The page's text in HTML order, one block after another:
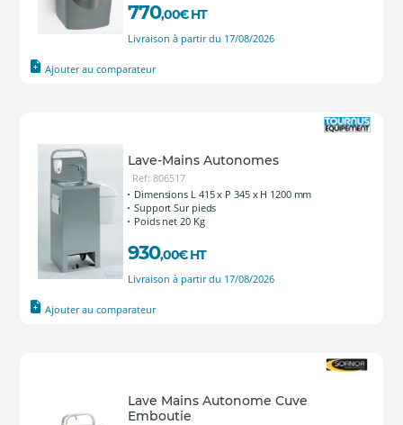
770,00€ HT
Livraison à partir du 17/08/2026
Ajouter au comparateur
Lave-Mains Autonomes
Ref: 806517
Dimensions L 415 x P 345 x H 1200 mm
Support Sur pieds
Poids net 20 Kg
930,00€ HT
Livraison à partir du 17/08/2026
Ajouter au comparateur
Lave Mains Autonome Cuve
Emboutie